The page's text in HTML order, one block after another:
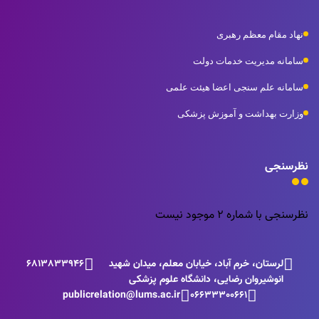
نهاد مقام معظم رهبری
سامانه مدیریت خدمات دولت
سامانه علم سنجی اعضا هیئت علمی
وزارت بهداشت و آموزش پزشکی
نظرسنجی
نظرسنجی با شماره 2 موجود نیست
لرستان، خرم آباد، خیابان معلم، میدان شهید
انوشیروان رضایی، دانشگاه علوم پزشکی
6813833946
06633300661
publicrelation@lums.ac.ir